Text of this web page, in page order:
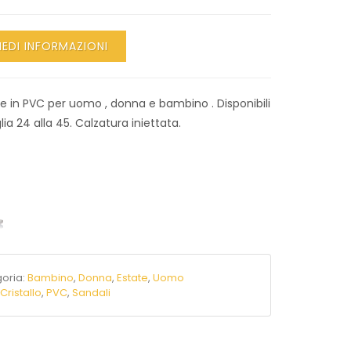
INFORMAZIONI
in PVC per uomo , donna e bambino . Disponibili
24 alla 45. Calzatura iniettata.
Bambino,Donna,Estate,Uomo
Cristallo,PVC,Sandali